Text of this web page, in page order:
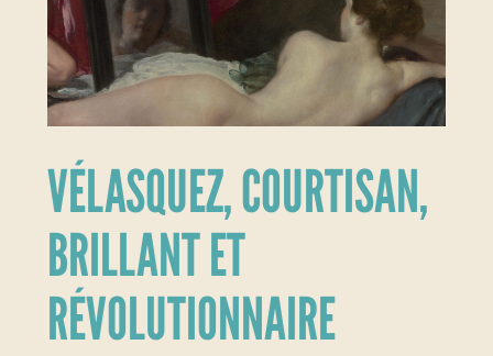
VÉLASQUEZ, COURTISAN,
BRILLANT ET
RÉVOLUTIONNAIRE